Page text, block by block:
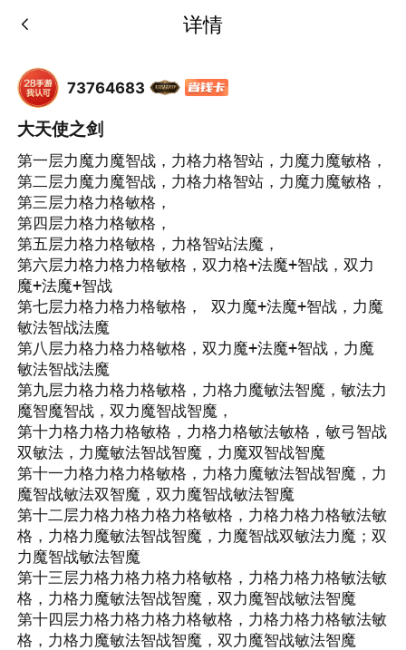
详情
73764683
大天使之剑
第一层力魔力魔智战，力格力格智站，力魔力魔敏格，
第二层力魔力魔智战，力格力格智站，力魔力魔敏格，
第三层力格力格敏格，
第四层力格力格敏格，
第五层力格力格敏格，力格智站法魔，
第六层力格力格力格敏格，双力格+法魔+智战，双力
魔+法魔+智战
第七层力格力格力格敏格， 双力魔+法魔+智战，力魔
敏法智战法魔
第八层力格力格力格敏格，双力魔+法魔+智战，力魔
敏法智战法魔
第九层力格力格力格敏格，力格力魔敏法智魔，敏法力
魔智魔智战，双力魔智战智魔，
第十力格力格力格敏格，力格力格敏法敏格，敏弓智战
双敏法，力魔敏法智战智魔，力魔双智战智魔
第十一力格力格力格敏格，力格力魔敏法智战智魔，力
魔智战敏法双智魔，双力魔智战敏法智魔
第十二层力格力格力格力格敏格，力格力格力格敏法敏
格，力格力魔敏法智战智魔，力魔智战双敏法力魔；双
力魔智战敏法智魔
第十三层力格力格力格力格敏格，力格力格力格敏法敏
格，力格力魔敏法智战智魔，双力魔智战敏法智魔
第十四层力格力格力格力格敏格，力格力格力格敏法敏
格，力格力魔敏法智战智魔，双力魔智战敏法智魔